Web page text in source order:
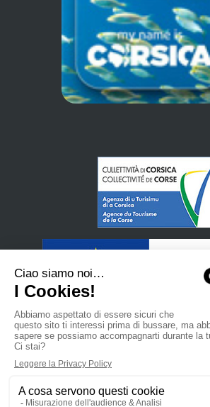
Politica di protezione dei dati personali •
Newsletter • Manuale di vendita •
del Turismo della Corsica
powered by cd-media.fr